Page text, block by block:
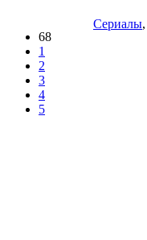
68
1
2
3
4
5
Сериалы,